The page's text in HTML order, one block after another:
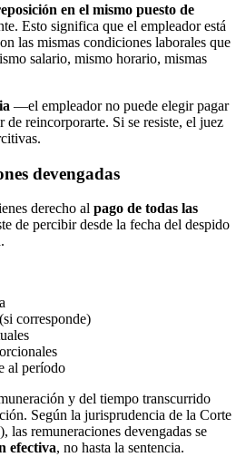
en el mismo puesto de
Esto significa que el empleador está
las mismas condiciones laborales que
salario, mismo horario, mismas
—el empleador no puede elegir pagar
reincorporarte. Si se resiste, el juez
devengadas
derecho al pago de todas las
de percibir desde la fecha del despido
corresponde)
al período
y del tiempo transcurrido
Según la jurisprudencia de la Corte
las remuneraciones devengadas se
efectiva, no hasta la sentencia.